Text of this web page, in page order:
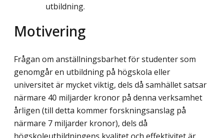
utbildning.
Motivering
Frågan om anställningsbarhet för studenter som
genomgår en utbildning på högskola eller
universitet är mycket viktig, dels då samhället satsar
närmare 40 miljarder kronor på denna verksamhet
årligen (till detta kommer forskningsanslag på
närmare 7 miljarder kronor), dels då